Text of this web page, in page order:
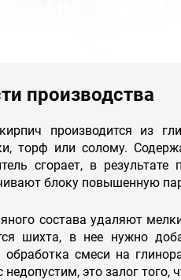
производства
производится из
торф или солому.
сгорает, в
блоку повышенную
состава удаляют
шихта, в нее нужно
обработка смеси на
недопустим, это залог